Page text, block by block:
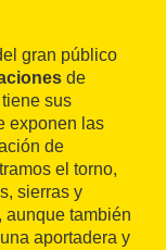
gran público
de
sus
exponen las
de
el torno,
sierras y
aunque también
aportadera y